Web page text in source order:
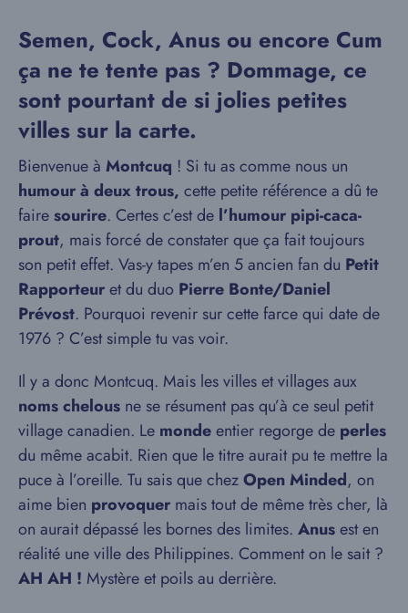
Semen, Cock, Anus ou encore Cum
ça ne te tente pas ? Dommage, ce
sont pourtant de si jolies petites
villes sur la carte.
Bienvenue à Montcuq ! Si tu as comme nous un
humour à deux trous, cette petite référence a dû te
fairesourire. Certes c’est de l’humour pipi-caca-
prout, mais forcé de constater que ça fait toujours
son petit effet. Vas-y tapes m’en 5 ancien fan du Petit
Rapporteuret du duo Pierre Bonte/Daniel
Prévost. Pourquoi revenir sur cette farce qui date de
1976 ? C’est simple tu vas voir.
Il y a donc Montcuq. Mais les villes et villages aux
noms chelous ne se résument pas qu’à ce seul petit
village canadien. Le mondeentier regorge de perles
du même acabit. Rien que le titre aurait pu te mettre la
puce à l’oreille. Tu sais que chezOpen Minded, on
aime bien provoquer mais tout de même très cher, là
on aurait dépassé les bornes des limites. Anusest en
réalité une ville des Philippines. Comment on le sait ?
AH AH ! Mystère et poils au derrière.